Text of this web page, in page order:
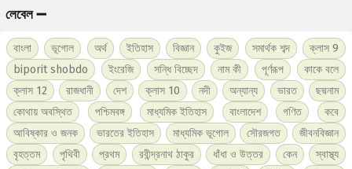
লেবেল ➖
বাংলা ভূগোল অর্থ ইতিহাস বিজ্ঞান কুইজ সমার্থক শব্দ
ক্লাস 9
biporit shobdo
ইংরেজি সন্ধি বিচ্ছেদ নাম কী পূর্ণরূপ
কাকে বলে
ক্লাস 12
রাজধানী দেশ ক্লাস 10 নদী অন্যান্য ভারত
ছদ্মনাম
কোথায় অবস্থিত
পশ্চিমবঙ্গ মাধ্যমিক ইতিহাস বাংলাদেশ গণিত
কবে
আবিষ্কার ও জনক
ভারতের ইতিহাস মাধ্যমিক ভূগোল সৌরজগত
জীবনবিজ্ঞান
বৃহত্তম
পৃথিবী প্রথম রবীন্দ্রনাথ ঠাকুর ধাঁধা ও উত্তর কেন
স্বাস্থ্য